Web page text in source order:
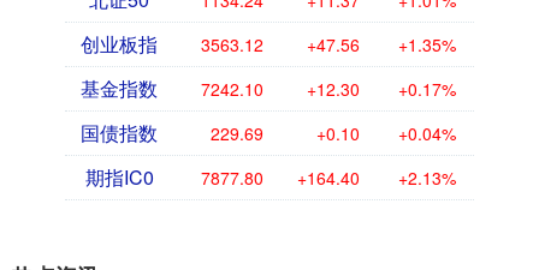
创业板指 3563.12 +47.56 +1.35%
基金指数 7242.10 +12.30 +0.17%
国债指数 229.69 +0.10 +0.04%
期指IC0 7877.80 +164.40 +2.13%